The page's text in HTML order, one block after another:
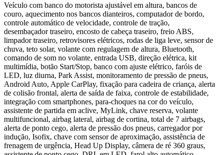
Veículo com banco do motorista ajustável em altura, bancos de
couro, aquecimento nos bancos dianteiros, computador de bordo,
controle automático de velocidade, controle de tração,
desembaçador traseiro, encosto de cabeça traseiro, freio ABS,
limpador traseiro, retrovisores elétricos, rodas de liga leve, sensor de
chuva, teto solar, volante com regulagem de altura, Bluetooth,
comando de som no volante, entrada USB, direção elétrica, kit
multimídia, botão Start/Stop, banco com ajuste elétrico, faróis de
LED, luz diurna, Park Assist, monitoramento de pressão de pneus,
Android Auto, Apple CarPlay, fixação para cadeira de criança, alerta
de colisão frontal, alerta de saída de faixa, controle de estabilidade,
integração com smartphones, para-choques na cor do veículo,
assistente de partida em aclive, MyLink, chave reserva, volante
multifuncional, airbag lateral, airbag de cortina, total de 7 airbags,
alerta de ponto cego, alerta de pressão dos pneus, carregador por
indução, Isofix, chave com sensor de aproximação, assistência de
frenagem de urgência, Head Up Display, câmera de ré 360 graus,